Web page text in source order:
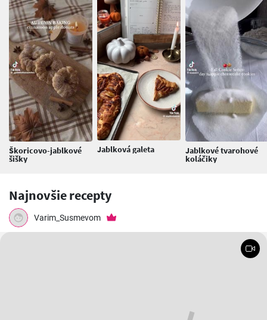
Škoricovo-jablkové
šišky
Jablková galeta Jablkové tvarohové
koláčiky
Najnovšie recepty
Varim_Susmevom